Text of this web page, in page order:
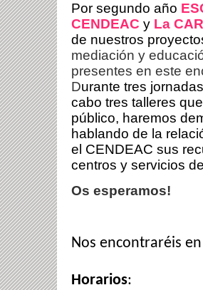
Por segundo año
CENDEAC y La
de nuestros
mediación y
presentes en este
Durante tres
cabo tres talleres
público, haremos
hablando de la
el CENDEAC sus
centros y servicios
Os esperamos!
Nos encontraréis en
Horarios: